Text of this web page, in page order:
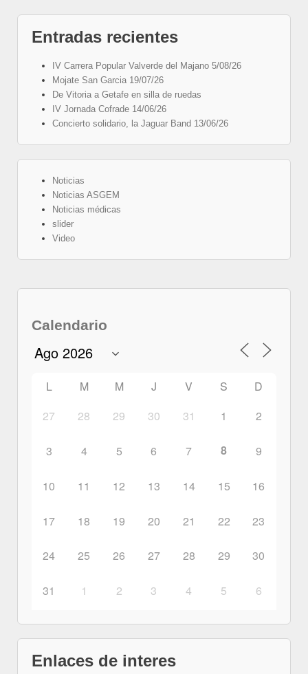
Entradas recientes
IV Carrera Popular Valverde del Majano 5/08/26
Mojate San Garcia 19/07/26
De Vitoria a Getafe en silla de ruedas
IV Jornada Cofrade 14/06/26
Concierto solidario, la Jaguar Band 13/06/26
Noticias
Noticias ASGEM
Noticias médicas
slider
Video
Calendario
L M M J V S
D
27
28 29 30 31 1 2
3 4 5 6 7 8 9
10 11 12 13 14 15 16
17 18 19 20 21 22 23
24 25 26 27 28 29 30
31 1 2 3 4 5 6
Enlaces de interes